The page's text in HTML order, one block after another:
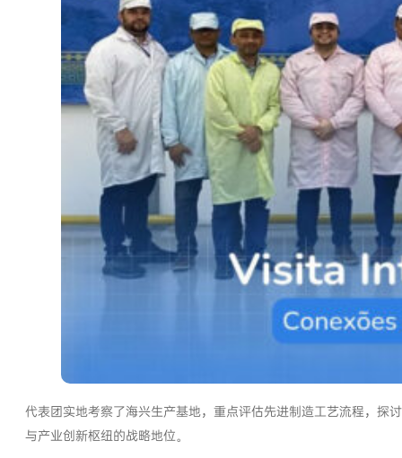
代表团实地考察了海兴生产基地，重点评估先进制造工艺流程，探
与产业创新枢纽的战略地位。